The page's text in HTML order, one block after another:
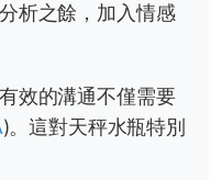
析之餘，加入情感
效的溝通不僅需要
)。這對天秤水瓶特別